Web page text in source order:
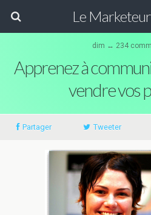
Le
dim ↔ 234
Apprenez à
vendre vos
Partager Tweeter